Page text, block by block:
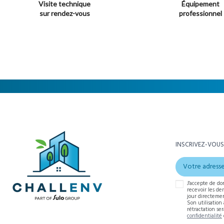
Visite technique
sur rendez-vous
Équipement
professionnel
INSCRIVEZ-
J'accepte de
recevoir les
jour
Son utilisation
rétractation
confidentialité